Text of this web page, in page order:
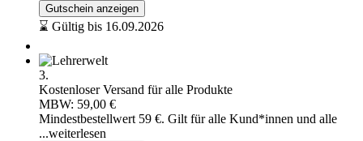
Gutschein anzeigen
⌛ Gültig bis 16.09.2026
3.
Kostenloser Versand für alle Produkte
MBW: 59,00 €
Mindestbestellwert 59 €. Gilt für alle Kund*innen und alle
...weiterlesen